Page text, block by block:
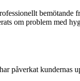
bemötande
om problem med
påverkat kundernas